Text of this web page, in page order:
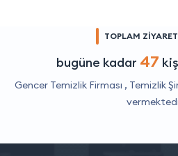
TOPLAM
bugüne kadar 47
Gencer Temizlik Firması , Temizlik